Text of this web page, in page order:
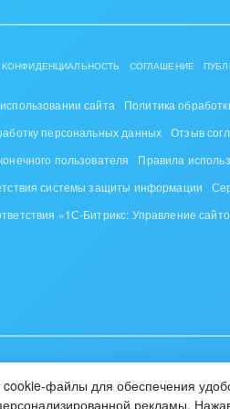
АПК
КОНФИДЕНЦИАЛЬНОСТЬ СОГЛАШЕНИЕ
сайта
Политика
персональных данных Отзыв
пользователя
Правила
системы защиты информации
«1С-Битрикс: Управление
«1С-Битрикс». Работает на «1С-
cookie-файлы для обеспечения
рекламы.